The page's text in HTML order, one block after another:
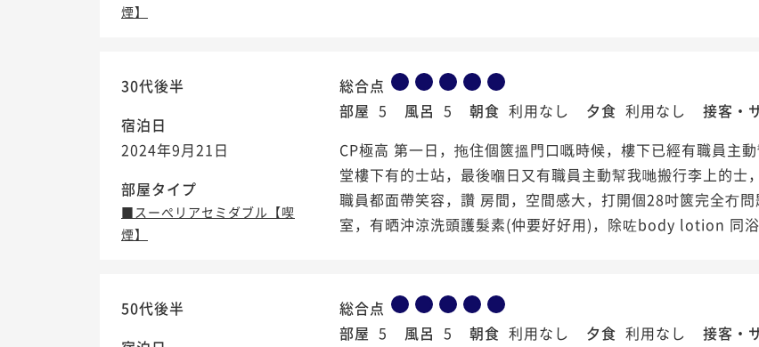
煙】
30代後半
宿泊日
2024年9月21日
部屋タイプ
■スーぺリアセミダブル【喫
煙】
総合点
部屋 5 風呂 5 朝食 利用なし 夕食 利用なし 接客・
CP極高 第一日，拖住個篋搵門口嘅時候，樓下已經有職員主
堂樓下有的士站，最後嗰日又有職員主動幫我哋搬行李上的
職員都面帶笑容，讚 房間，空間感大，打開個28吋篋完全冇
室，有晒沖涼洗頭護髮素(仲要好好用)，除咗body lotion 同
50代後半
総合点
部屋 5 風呂 5 朝食 利用なし 夕食 利用なし 接客・